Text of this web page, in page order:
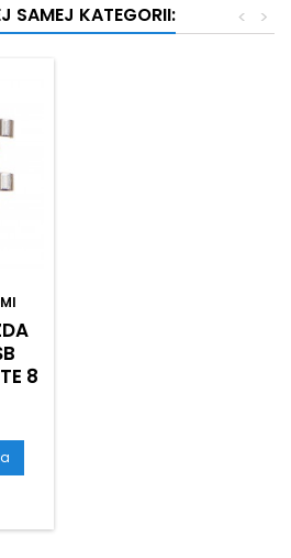
SAMEJ KATEGORII: >
<
8